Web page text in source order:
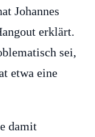
Johannes
erklärt.
sei,
etwa eine
damit